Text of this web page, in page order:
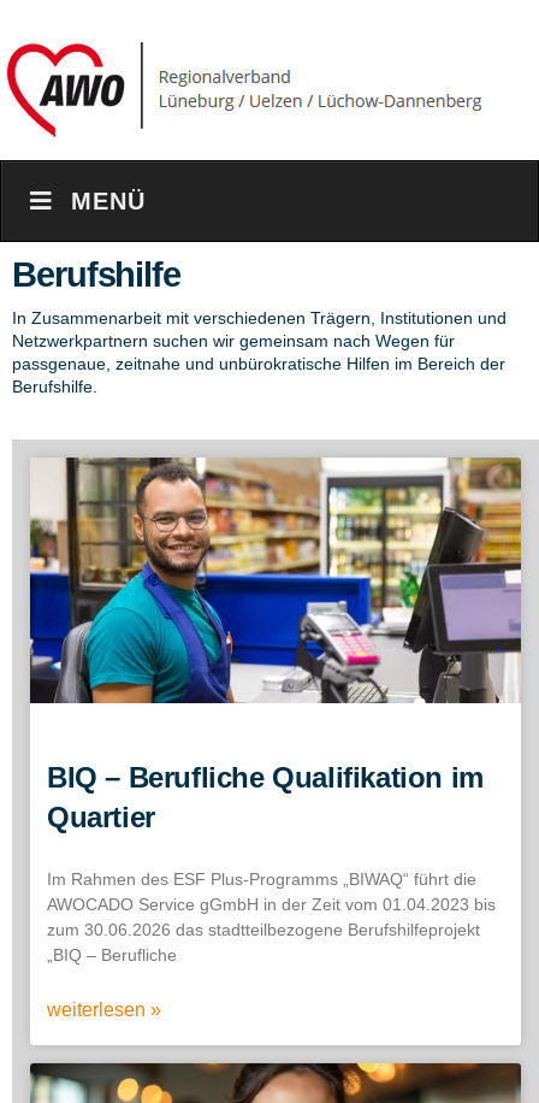
MENÜ
Berufshilfe
In Zusammenarbeit mit verschiedenen Trägern, Institutionen und
Netzwerkpartnern suchen wir gemeinsam nach Wegen für
passgenaue, zeitnahe und unbürokratische Hilfen im Bereich der
Berufshilfe.
BIQ – Berufliche Qualifikation im
Quartier
Im Rahmen des ESF Plus-Programms „BIWAQ“ führt die
AWOCADO Service gGmbH in der Zeit vom 01.04.2023 bis
zum 30.06.2026 das stadtteilbezogene Berufshilfeprojekt
„BIQ – Berufliche
weiterlesen »